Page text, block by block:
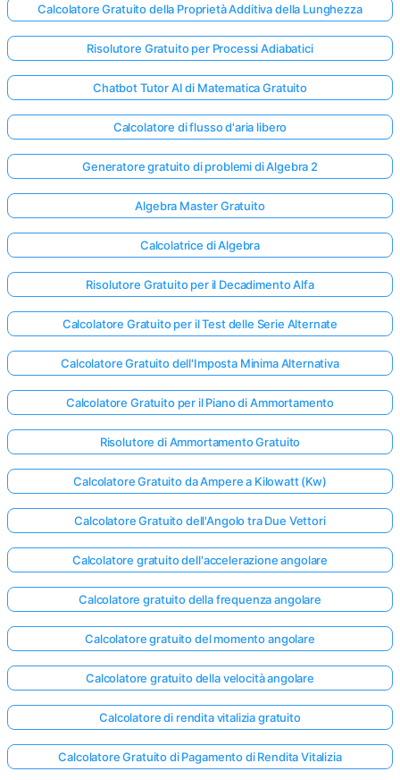
Calcolatore Gratuito della Proprietà Additiva della Lunghezza
Risolutore Gratuito per Processi Adiabatici
Chatbot Tutor AI di Matematica Gratuito
Calcolatore di flusso d'aria libero
Generatore gratuito di problemi di Algebra 2
Algebra Master Gratuito
Calcolatrice di Algebra
Risolutore Gratuito per il Decadimento Alfa
Calcolatore Gratuito per il Test delle Serie Alternate
Calcolatore Gratuito dell'Imposta Minima Alternativa
Calcolatore Gratuito per il Piano di Ammortamento
Risolutore di Ammortamento Gratuito
Calcolatore Gratuito da Ampere a Kilowatt (Kw)
Calcolatore Gratuito dell'Angolo tra Due Vettori
Calcolatore gratuito dell'accelerazione angolare
Calcolatore gratuito della frequenza angolare
Calcolatore gratuito del momento angolare
Calcolatore gratuito della velocità angolare
Calcolatore di rendita vitalizia gratuito
Calcolatore Gratuito di Pagamento di Rendita Vitalizia